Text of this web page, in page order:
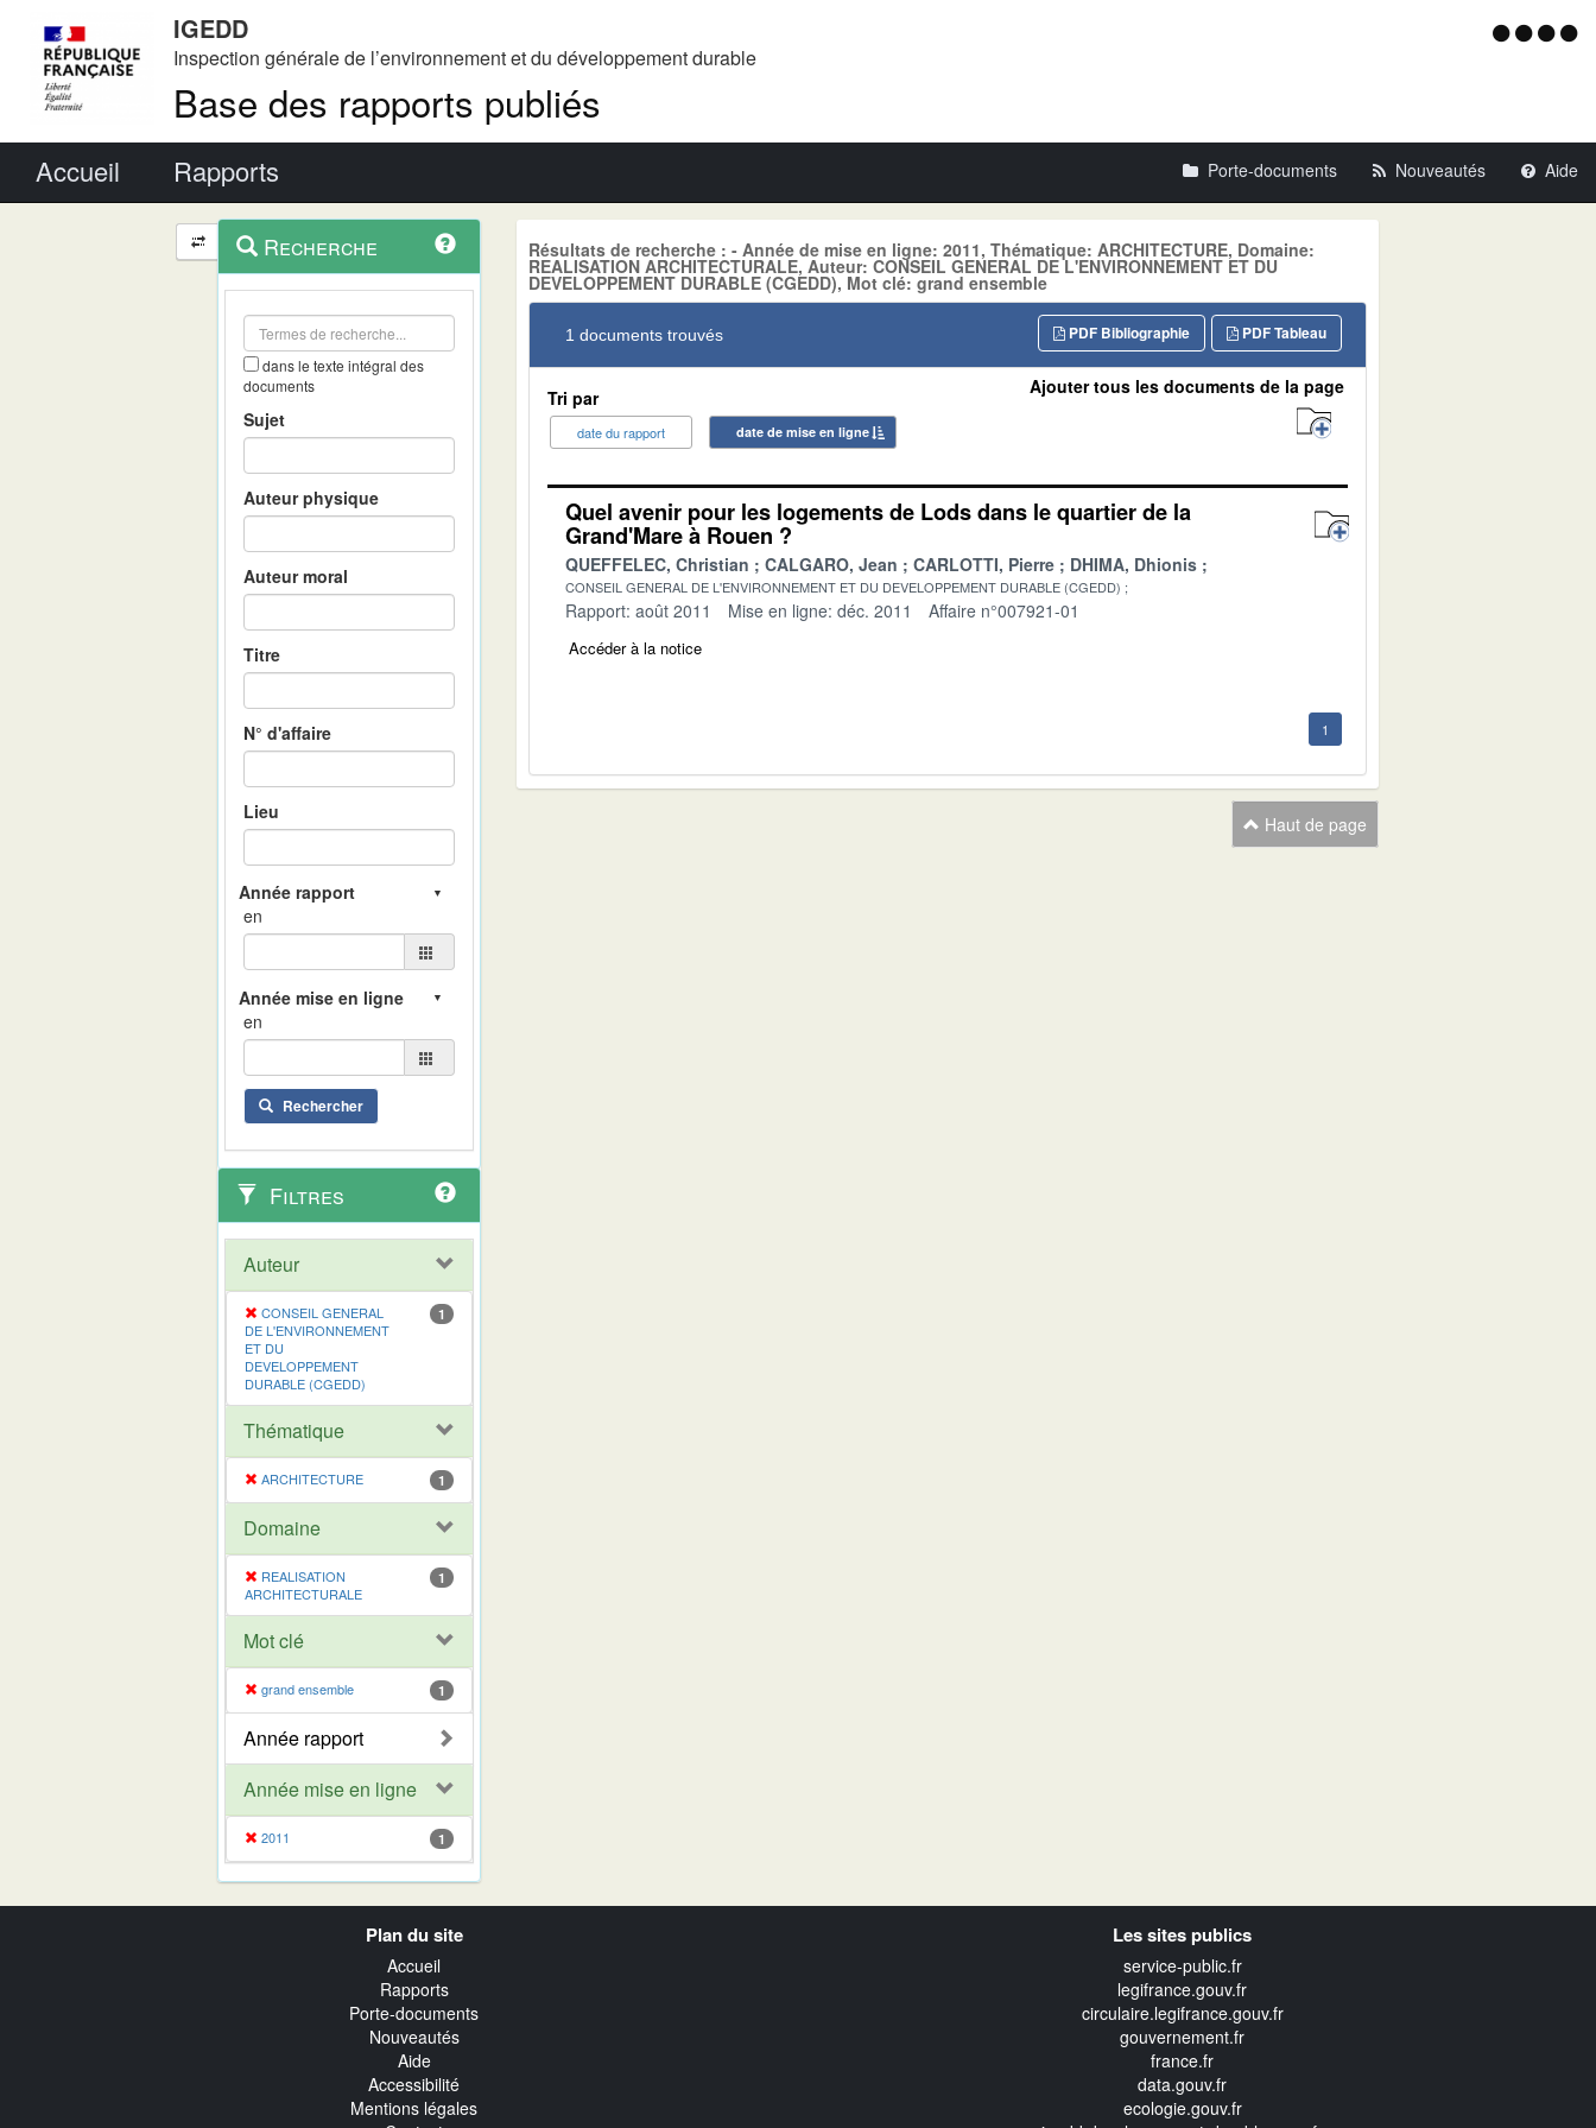
IGEDD
Inspection générale de l’environnement et du développement durable
Base des rapports publiés
Menu
Accueil Rapports Porte-documents Nouveautés Aide
Navigation
et
outils
contextuel
Recherche
dans le texte intégral des
documents
Sujet
Auteur physique
Auteur moral
Titre
N° d'affaire
Lieu
en
en
Rechercher
Filtres
Auteur
CONSEIL GENERAL
DE L'ENVIRONNEMENT
ET DU
DEVELOPPEMENT
DURABLE (CGEDD)
1
Thématique
ARCHITECTURE 1
Domaine
REALISATION
ARCHITECTURALE
1
Mot clé
grand ensemble 1
Année rapport
Année mise en ligne
2011 1
Résultats de recherche : - Année de mise en ligne: 2011, Thématique: ARCHITECTURE, Domaine:
REALISATION ARCHITECTURALE, Auteur: CONSEIL GENERAL DE L'ENVIRONNEMENT ET DU
DEVELOPPEMENT DURABLE (CGEDD), Mot clé: grand ensemble
1 documents trouvés PDF Tableau
PDF Bibliographie
Tri par
date du rapport date de mise en ligne
Ajouter tous les documents de la page
Quel avenir pour les logements de Lods dans le quartier de la
Grand'Mare à Rouen ?
QUEFFELEC, Christian CALGARO, Jean CARLOTTI, Pierre DHIMA, Dhionis
CONSEIL GENERAL DE L'ENVIRONNEMENT ET DU DEVELOPPEMENT DURABLE (CGEDD)
Rapport: août 2011 Mise en ligne: déc. 2011 Affaire n°007921-01
Accéder à la notice
1
Haut de page
Plan du site
Accueil
Rapports
Porte-documents
Nouveautés
Aide
Accessibilité
Mentions légales
Les sites publics
service-public.fr
legifrance.gouv.fr
circulaire.legifrance.gouv.fr
gouvernement.fr
france.fr
data.gouv.fr
ecologie.gouv.fr